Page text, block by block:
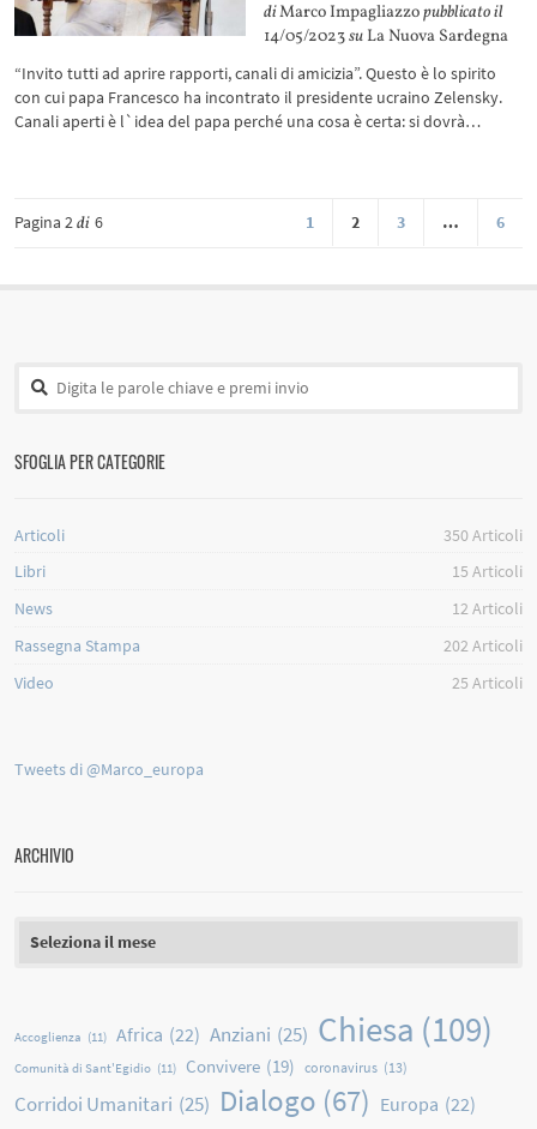
diMarco Impagliazzopubblicato il
14/05/2023su La Nuova Sardegna
“Invito tutti ad aprire rapporti, canali di amicizia”. Questo è lo spirito
con cui papa Francesco ha incontrato il presidente ucraino Zelensky.
Canali aperti è l`idea del papa perché una cosa è certa: si dovrà…
Pagina 2di 6 1 2 3 … 6
SFOGLIA PER CATEGORIE
Articoli 350Articoli
Libri
15 Articoli
News
12Articoli
Rassegna Stampa
202Articoli
Video
25 Articoli
Tweets di @Marco_europa
ARCHIVIO
Accoglienza (11) Africa (22) Anziani (25) Chiesa (109)
Comunità di Sant'Egidio (11) Convivere (19) coronavirus (13)
Corridoi Umanitari (25) Dialogo (67) Europa (22)